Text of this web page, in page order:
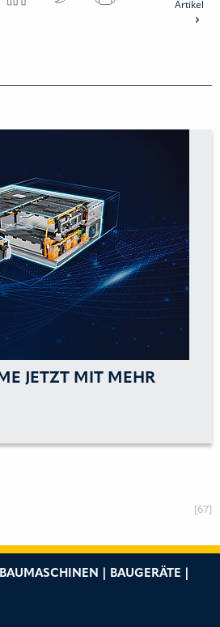
Artikel
FÜR E-FAHRZEUGE
[67]
| BAUGERÄTE |